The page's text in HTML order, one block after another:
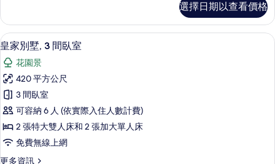
相
片
情
的
所
有
相
片
別
墅,
1
間
臥
室
的
詳
情
選擇日期以查看價格
顯
示
皇
家
別
墅,
3
間
15
皇家別墅, 3 間臥室
花園景
420 平方公尺
3 間臥室
可容納 6 人 (依實際入住人數計費)
2 張特大雙人床和 2 張加大單人床
免費無線上網
更多資訊
更